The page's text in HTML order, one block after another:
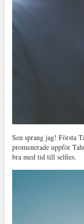
Sen sprang jag! Första
promenerade uppför
bra med tid till selfies.